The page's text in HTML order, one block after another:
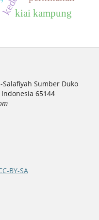
kiai kampung
Sumber Duko
Indonesia 65144
BY-SA